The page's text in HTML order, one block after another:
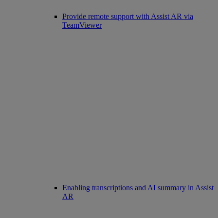
Provide remote support with Assist AR via
TeamViewer
Enabling transcriptions and AI summary in Assist
AR